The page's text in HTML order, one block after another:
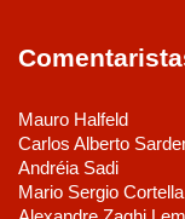
Mauro Halfeld
Carlos Alberto
Andréia Sadi
Mario Sergio Cortella